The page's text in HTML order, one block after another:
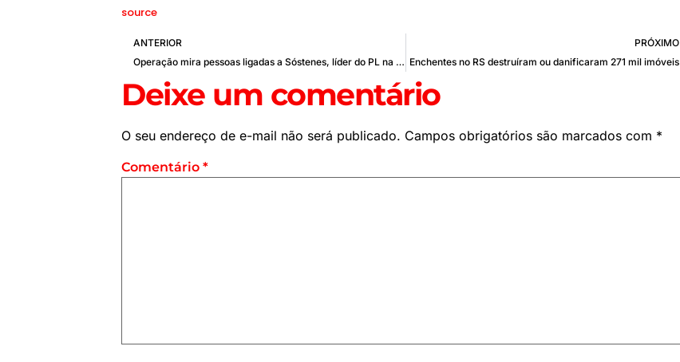
source
ANTERIOR
Operação mira pessoas ligadas a Sóstenes, líder do PL na Câmara
PRÓXIMO
Enchentes no RS destruíram ou danificaram 271 mil imóveis
Deixe um comentário
O seu endereço de e-mail não será publicado. Campos obrigatórios são marcados com *
Comentário *